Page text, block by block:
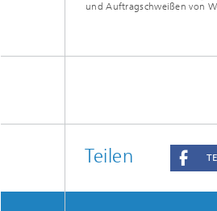
und Auftragschweißen von
Teilen